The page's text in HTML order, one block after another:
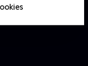
Dr.